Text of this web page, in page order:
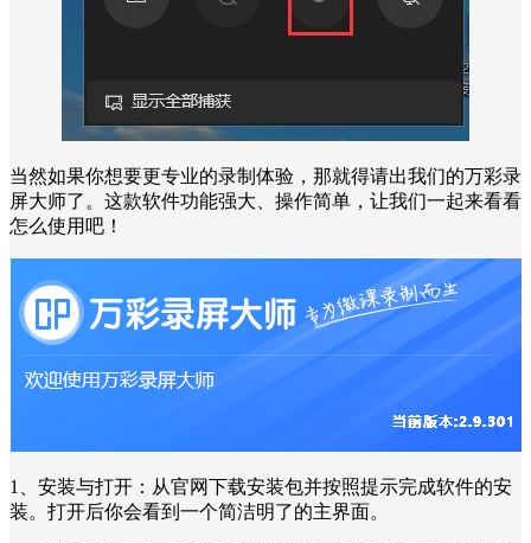
当然如果你想要更专业的录制体验，那就得请出我们的万彩录
屏大师了。这款软件功能强大、操作简单，让我们一起来看看
怎么使用吧！
1、安装与打开：从官网下载安装包并按照提示完成软件的安
装。打开后你会看到一个简洁明了的主界面。